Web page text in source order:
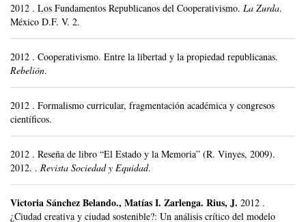
2012 . Los Fundamentos Republicanos del Cooperativismo. La Zurda.
México D.F. V. 2.
2012 . Cooperativismo. Entre la libertad y la propiedad republicanas.
Rebelión.
2012 . Formalismo curricular, fragmentación académica y congresos
científicos.
2012 . Reseña de libro “El Estado y la Memoria” (R. Vinyes, 2009).
2012. . Revista Sociedad y Equidad.
Victoria Sánchez Belando., Matías I. Zarlenga. Rius, J. 2012 .
¿Ciudad creativa y ciudad sostenible?: Un análisis crítico del modelo